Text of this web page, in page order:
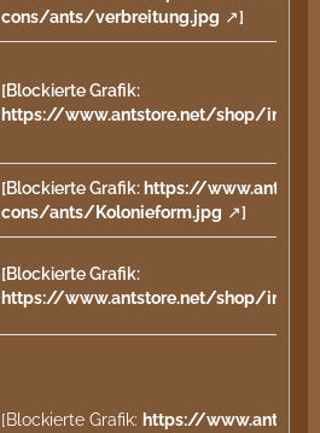
cons/ants/verbreitung.jpg
]
[Blockierte Grafik:
https://www.antstore.net/shop/
[Blockierte Grafik: https://
cons/ants/Kolonieform.jpg
]
[Blockierte Grafik:
https://www.antstore.net/shop/
[Blockierte Grafik: https://